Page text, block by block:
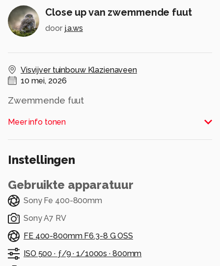
Close up van zwemmende fuut
door j.a.ws
Visvijver tuinbouw Klazienaveen
10 mei, 2026
Zwemmende fuut
Alle rechten voorbehouden
Meer info tonen
Instellingen
Gebruikte apparatuur
Sony Fe 400-800mm
Sony A7 RV
FE 400-800mm F6.3-8 G OSS
ISO 500 · ƒ/9 ·1/1000s · 800mm